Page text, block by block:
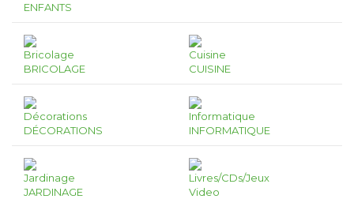
ENFANTS
BRICOLAGE CUISINE
DÉCORATIONS INFORMATIQUE
JARDINAGE